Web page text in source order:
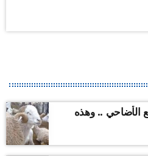
الأضاحي .. وهذه